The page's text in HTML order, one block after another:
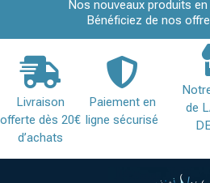
Nos nouveaux produits
Bénéficiez de nos
Livraison
offerte dès 20€
d’achats
Paiement en
ligne sécurisé
de